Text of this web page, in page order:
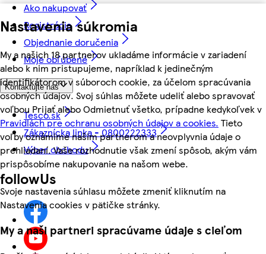
Nastavenia súkromia
My a našich 18 partnerov ukladáme informácie v zariadení
alebo k nim pristupujeme, napríklad k jedinečným
identifikátorom v súboroch cookie, za účelom spracúvania
osobných údajov. Svoj súhlas môžete udeliť alebo spravovať
voľbou Prijať alebo Odmietnuť všetko, prípadne kedykoľvek v
Pravidlách pre ochranu osobných údajov a cookies. Tieto
voľby oznámime našim partnerom a neovplyvnia údaje o
prehliadaní. Vaše rozhodnutie však zmení spôsob, akým vám
prispôsobíme nakupovanie na našom webe.
Svoje nastavenia súhlasu môžete zmeniť kliknutím na
Nastavenia cookies v pätičke stránky.
My a naši partneri spracúvame údaje s cieľom
Ako nakupovať
Registrácia
Objednanie doručenia
Moje obľúbené
Kontaktujte nás
Tesco.sk
Zákaznícka linka - 0800222333
Výber obchodu
followUs